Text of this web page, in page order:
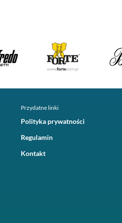
Przydatne linki
Polityka prywatności
Regulamin
Kontakt